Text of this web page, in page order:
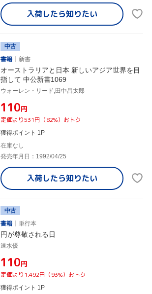
入荷したら知りたい
中古
書籍
新書
オーストラリアと日本 新しいアジア世界を目
指して 中公新書1069
ウォーレン・リード,田中昌太郎
¥110円
定価より531円（82%）おトク
獲得ポイント 1P
在庫なし
発売年月日：1992/04/25
入荷したら知りたい
中古
書籍
単行本
円が尊敬される日
速水優
¥110円
定価より1,492円（93%）おトク
獲得ポイント 1P